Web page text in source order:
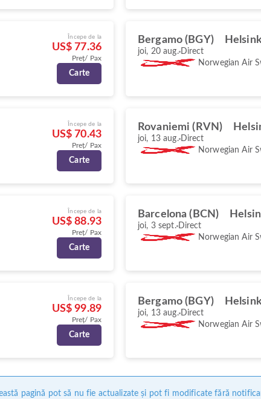
Începe de la
US$ 77.36
Preț/ Pax
Carte
Bergamo (BGY)
joi, 20 aug. Direct
Norwegian Air
Începe de la
US$ 70.43
Preț/ Pax
Carte
Rovaniemi (RVN)
joi, 13 aug. Direct
Norwegian Air
Începe de la
US$ 88.93
Preț/ Pax
Carte
Barcelona (BCN)
joi, 3 sept. Direct
Norwegian Air
Începe de la
US$ 99.89
Preț/ Pax
Carte
Bergamo (BGY)
joi, 13 aug. Direct
Norwegian Air
pagină pot să nu fie actualizate și pot fi modificate fără